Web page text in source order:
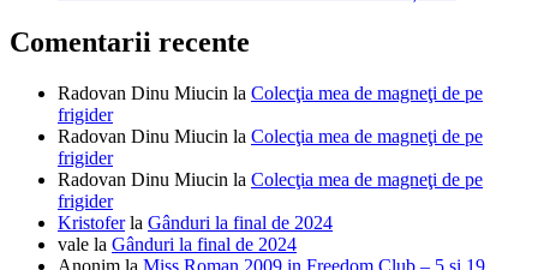
Comentarii recente
Radovan Dinu Miucin la Colecţia mea de magneţi de pe
frigider
Radovan Dinu Miucin la Colecţia mea de magneţi de pe
frigider
Radovan Dinu Miucin la Colecţia mea de magneţi de pe
frigider
Kristoferla Gânduri la final de 2024
vale la Gânduri la final de 2024
Anonim la Miss Roman 2009 in Freedom Club – 5 si 19